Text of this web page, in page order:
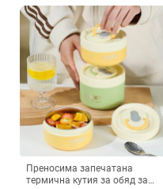
Преносима запечатана
термична кутия за обяд за